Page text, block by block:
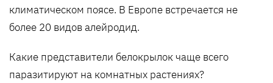
климатическом поясе. В Европе встречается не
более 20 видов алейродид.
Какие представители белокрылок чаще всего
паразитируют на комнатных растениях?